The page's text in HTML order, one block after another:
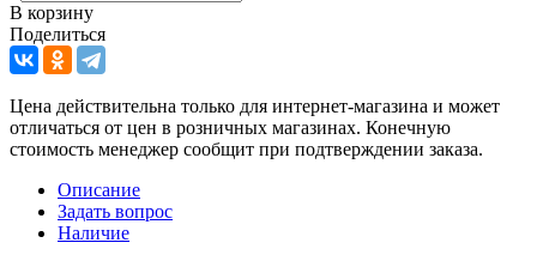
В корзину
Поделиться
Цена действительна только для интернет-магазина и может
отличаться от цен в розничных магазинах. Конечную
стоимость менеджер сообщит при подтверждении заказа.
Описание
Задать вопрос
Наличие